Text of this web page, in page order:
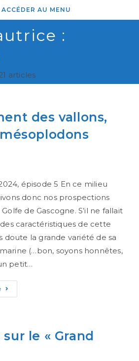
ACCÉDER AU MENU
:
articles
des vallons,
épisode 5 En ce milieu
donc nos prospections
de Gascogne. S’il ne fallait
caractéristiques de cette
doute la grande variété de sa
(…bon, soyons honnêtes,
petit…
le « Grand